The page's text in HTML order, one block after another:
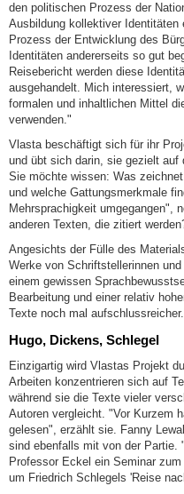
den politischen Prozess der
Ausbildung kollektiver
Prozess der Entwicklung des
Identitäten andererseits so gut
Reisebericht werden diese
ausgehandelt. Mich interessiert,
formalen und inhaltlichen Mittel
verwenden."
Vlasta beschäftigt sich für ihr
und übt sich darin, sie gezielt auf
Sie möchte wissen: Was
und welche Gattungsmerkmale
Mehrsprachigkeit umgegangen",
anderen Texten, die zitiert
Angesichts der Fülle des
Werke von Schriftstellerinnen
einem gewissen
Bearbeitung und einer relativ
Texte noch mal
Hugo, Dickens, Schlegel
Einzigartig wird Vlastas Projekt
Arbeiten konzentrieren sich auf
während sie die Texte vieler
Autoren vergleicht. "Vor Kurzem
gelesen", erzählt sie. Fanny
sind ebenfalls mit von der Partie.
Professor Eckel ein Seminar
um Friedrich Schlegels 'Reise